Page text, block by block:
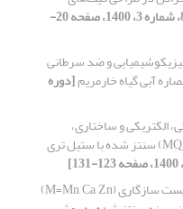
[دوره 8، شماره 3، 1400، صفحه 20-
و ضد سرطانی
آبی گیاه خارمریم[دوره
الکتریکی و ساختاری،
نانوساختارهای کمپلکسی آلی-فلزی (MQ_x) سنتز شده با ستیل تری
مروری جامع بر فعالیت زیست سازگاری (M=Mn, Ca, Zn)